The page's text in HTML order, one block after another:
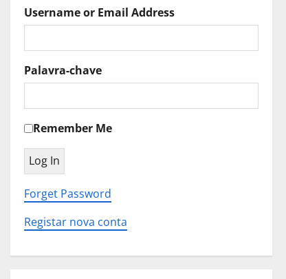
Username or Email Address
Palavra-chave
Remember Me
Forget Password
Registar nova conta